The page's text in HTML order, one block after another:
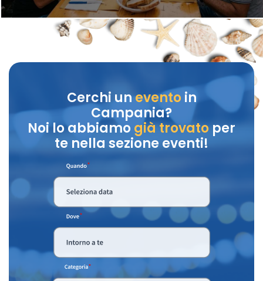
Cerchi unevento in
Campania?
Noi lo abbiamo già trovatoper
te nella sezione eventi!